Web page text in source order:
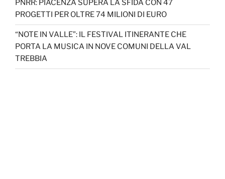
PNRR: PIACENZA SUPERA LA SFIDA CON 47
PROGETTI PER OLTRE 74 MILIONI DI EURO
“NOTE IN VALLE”: IL FESTIVAL ITINERANTE CHE
PORTA LA MUSICA IN NOVE COMUNI DELLA VAL
TREBBIA